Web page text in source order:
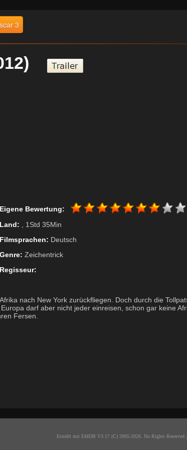
3
Eigene Bewertung:
Land: , 1Std 35Min
Filmsprachen: Deutsch
Genre: Zeichentrick
Regisseur:
nach New York zurückfliegen. Doch durch die
darf aber nicht jeder einreisen, schon gar keine
Fersen.
Erstellt mit EMDB V3.17 (C) 2005-2026. No Rights Reserved